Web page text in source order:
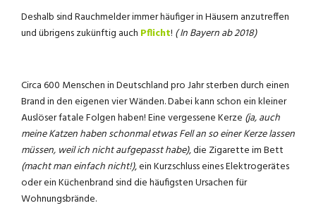
Deshalb sind Rauchmelder immer häufiger in Häusern anzutreffen
und übrigens zukünftig auch Pflicht! ( In Bayern ab 2018)
Circa 600 Menschen in Deutschland pro Jahr sterben durch einen
Brand in den eigenen vier Wänden. Dabei kann schon ein kleiner
Auslöser fatale Folgen haben! Eine vergessene Kerze (ja, auch
meine Katzen haben schonmal etwas Fell an so einer Kerze lassen
müssen, weil ich nicht aufgepasst habe), die Zigarette im Bett
(macht man einfach nicht!), ein Kurzschluss eines Elektrogerätes
oder ein Küchenbrand sind die häufigsten Ursachen für
Wohnungsbrände.